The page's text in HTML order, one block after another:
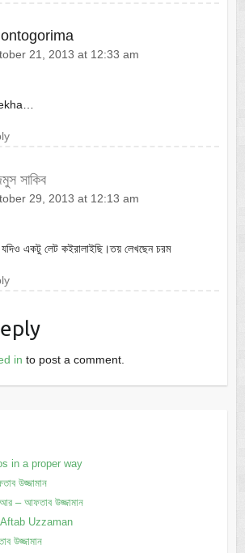
21, 2013 at 12:33 am
সাকিব
29, 2013 at 12:13 am
একটু লেট কইরালাইছি।তয় লেখছেন চরম
in to post a comment.
in a proper way
উজ্জামান
– আফতাব উজ্জামান
Uzzaman
উজ্জামান